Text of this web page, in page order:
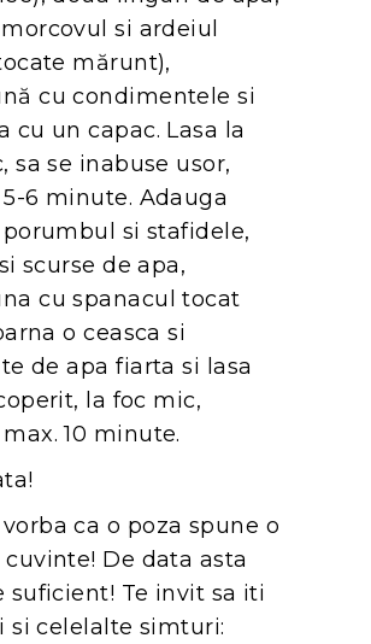
si ardeiul
mărunt),
cu condimentele si
cu un capac. Lasa la
sa se inabuse usor,
6 minute. Adauga
si stafidele,
scurse de apa,
cu spanacul tocat
o ceasca si
de apa fiarta si lasa
la foc mic,
10 minute.
ca o poza spune o
De data asta
suficient! Te invit sa iti
si celelalte simturi: